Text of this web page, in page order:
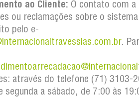
ao Cliente: O contato com a
ou reclamações sobre o
pelo e-
.
através do telefone (71) 3103-
segunda a sábado, de 7:00 às